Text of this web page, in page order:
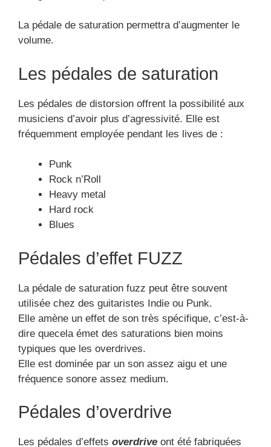
Pédales d’effet FUZZ
La pédale de saturation fuzz peut être souvent
Elle amène un effet de son très spécifique, c’est-à-
dire quecela émet des saturations bien moins
typiques que les overdrives.
fréquence sonore assez medium.
Pédales d’overdrive
pour permettre une copie de la saturation des
amplis lampes. Elle est fréquemment utilisée par
Elle peut s’accorder à un titre plutôt énergique car
elle s’accorde bien avec une variété de sonorité
déjà altéré par un ampliune autre pédale ou un
ampli.
Une guitare composée d’acajou comme la Roland
est parfois associée avec ce modèle de pédale.
Voir tous les avis de la